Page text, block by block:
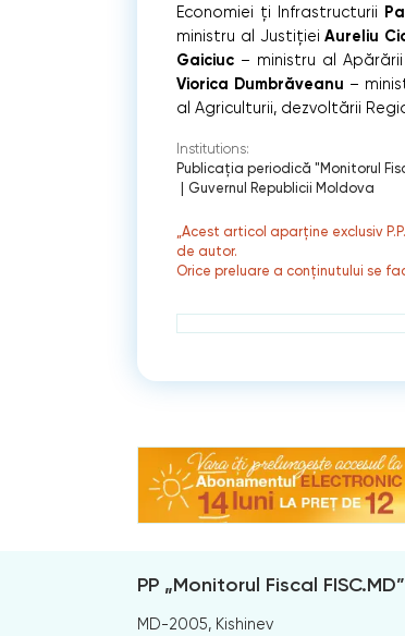
Economiei ți Infrastructurii
ministru al JustițieiAureliu
Gaiciuc – ministru al Apărării
Viorica Dumbrăveanu –
al Agriculturii, dezvoltării
Institutions:
Publicaţia periodică "Monitorul
| Guvernul Republicii Moldova
„Acest articol aparține exclusiv
de autor.
Orice preluare a conținutului se
PP „Monitorul Fiscal FISC.MD”
MD-2005, Kishinev